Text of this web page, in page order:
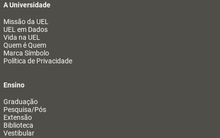
A Universidade
Missão da UEL
UEL em Dados
Vida na UEL
Quem é Quem
Marca Símbolo
Política de Privacidade
Ensino
Graduação
Pesquisa/Pós
Extensão
Biblioteca
Vestibular